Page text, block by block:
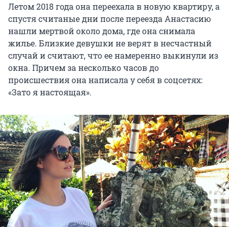
Летом 2018 года она переехала в новую квартиру, а
спустя считаные дни после переезда Анастасию
нашли мертвой около дома, где она снимала
жилье. Близкие девушки не верят в несчастный
случай и считают, что ее намеренно выкинули из
окна. Причем за несколько часов до
происшествия она написала у себя в соцсетях:
«Зато я настоящая».